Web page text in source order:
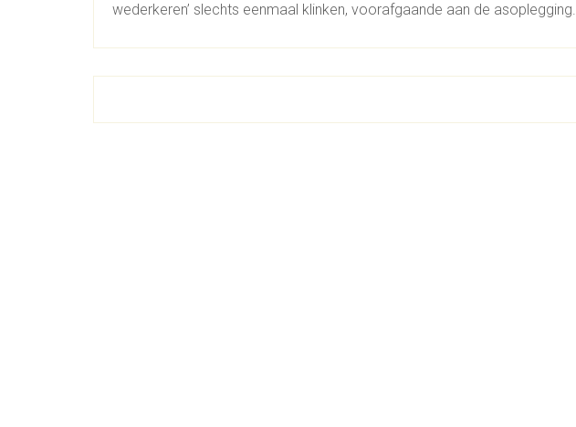
wederkeren’ slechts eenmaal klinken, voorafgaande aan de asoplegging.